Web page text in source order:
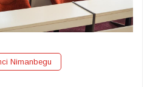
Nimanbegu